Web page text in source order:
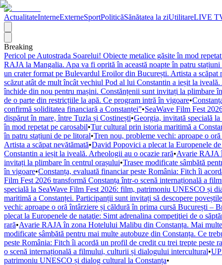
ActualitateInterneExterneSportPoliticăSănătatea la ziUtilitareLIVE
Breaking
Pericol pe Autostrada Soarelui! Obiecte metalice găsite în mod
RAJA la Mangalia. Apa va fi oprită în această noapte în patru stațiuni
un crater format pe Bulevardul Eroilor din București. Artista a scăpat
scăzut atât de mult încât vechiul Pod al lui Constantin a ieșit la
închide din nou pentru mașini. Constănțenii sunt invitați la plimbare
de o parte din restricțiile la apă. Ce program intră în vigoare•
confirmă soliditatea financiară a Constanței”•SeaWave Film Fest
dispărut în mare, între Tuzla și Costinești•Georgia, invitată specială
în mod repetat pe carosabil•Tur cultural prin istoria maritimă a
în patru stațiuni de pe litoral•Tren nou, probleme vechi: aproape o
Artista a scăpat nevătămată•David Popovici a plecat la Europenele
Constantin a ieșit la iveală. Arheologii au o ocazie rară•Avarie RAJA
invitați la plimbare în centrul orașului•Trasee modificate sâmbătă
în vigoare•Constanța, evaluată financiar peste România: Fitch îi
Film Fest 2026 transformă Constanța într-o scenă internațională a
specială la SeaWave Film Fest 2026: film, patrimoniu UNESCO și
maritimă a Constanței. Participanții sunt invitați să descopere
vechi: aproape o oră întârziere și căldură în prima cursă București –
plecat la Europenele de nataţie: Simt adrenalina competiţiei de o
rară•Avarie RAJA în zona Hotelului Malibu din Constanța. Mai
modificate sâmbătă pentru mai multe autobuze din Constanța. Ce
peste România: Fitch îi acordă un profil de credit cu trei trepte
o scenă internațională a filmului, culturii și dialogului intercultural•
patrimoniu UNESCO și dialog cultural la Constanța•